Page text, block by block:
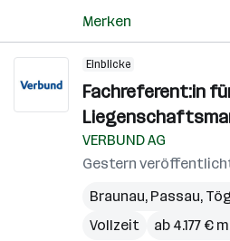
Merken
Einblicke
Fachreferent:in
VERBUND AG
Gestern
Braunau, Passau,
Vollzeit
ab 4.177 €